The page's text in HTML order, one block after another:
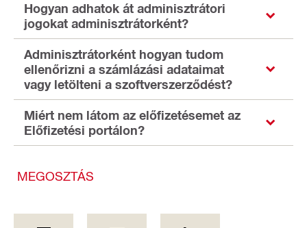
Hogyan adhatok át adminisztrátori
jogokat adminisztrátorként?
Adminisztrátorként hogyan tudom
ellenőrizni a számlázási adataimat
vagy letölteni a szoftverszerződést?
Miért nem látom az előfizetésemet az
Előfizetési portálon?
MEGOSZTÁS